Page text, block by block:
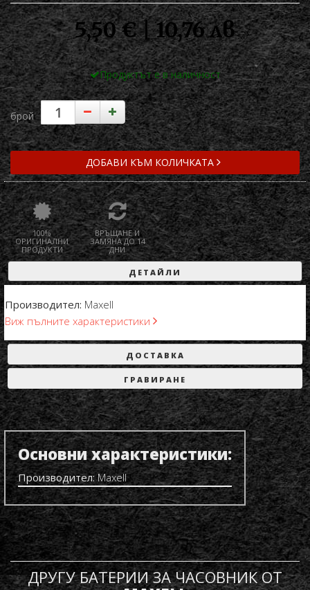
5,50 € | 10,76 лв
Продуктът е в наличност
брой
ДОБАВИ КЪМ КОЛИЧКАТА
100%
ОРИГИНАЛНИ
ПРОДУКТИ
ВРЪЩАНЕ И
ЗАМЯНА ДО 14
ДНИ
ДЕТАЙЛИ
Производител: Maxell
Виж пълните характеристики
ДОСТАВКА
ГРАВИРАНЕ
Основни характеристики:
Производител:Maxell
ДРУГУ БАТЕРИИ ЗА ЧАСОВНИК ОТ